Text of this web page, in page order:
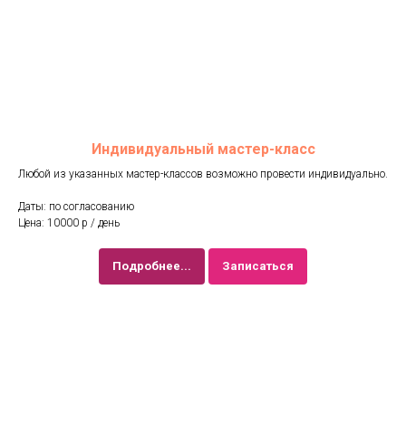
Индивидуальный мастер-класс
Любой из указанных мастер-классов возможно провести индивидуально.
Даты: по согласованию
Цена: 10000 р / день
Подробнее... Записаться